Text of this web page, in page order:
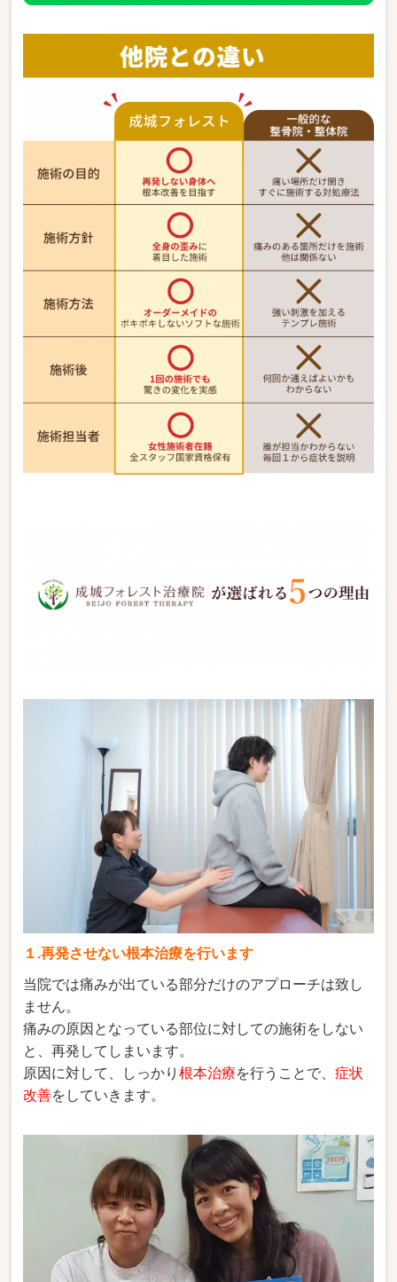
１.再発させない根本治療を行います
当院では痛みが出ている部分だけのアプローチは致し
ません。
痛みの原因となっている部位に対しての施術をしない
と、再発してしまいます。
原因に対して、しっかり根本治療を行うことで、症状
改善をしていきます。